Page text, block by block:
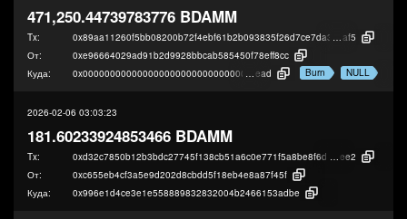
471,250.44739783776 BDAMM
Tx: 0x89aa11260f5bb08200b72f4ebf61b2b093835f26d7ce7da31780022dc0db7
af5
От:
0xe96664029ad91b2d9928bbcab585450f78eff8cc
Куда:
0x000000000000000000000000000000000000d
ead Burn NULL
2026-02-06 03:03:23
181.60233924853466 BDAMM
Tx: 0xd32c7850b12b3bdc27745f138cb51a6c0e771f5a8be8f6da133da5e13008d
ee2
От:
0xc655eb4cf3a5e9d202d8cbdd5f18eb4e8a87f45f
Куда:
0x996e1d4ce3e1e558889832832004b2466153adbe